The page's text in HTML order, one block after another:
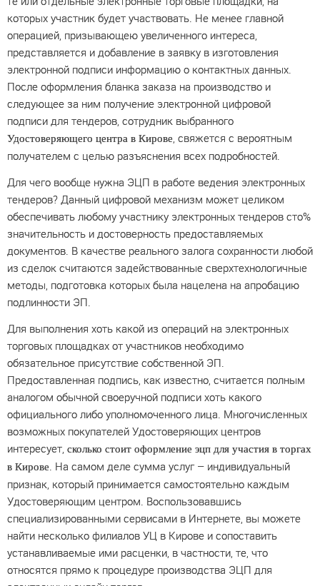
которых участник будет участвовать. Не менее главной
операцией, призывающею увеличенного интереса,
представляется и добавление в заявку в изготовления
электронной подписи информацию о контактных данных.
После оформления бланка заказа на производство и
следующее за ним получение электронной цифровой
подписи для тендеров, сотрудник выбранного
Удостоверяющего центра в Кирове , свяжется с вероятным
получателем с целью разъяснения всех подробностей.
Для чего вообще нужна ЭЦП в работе ведения электронных
тендеров? Данный цифровой механизм может целиком
обеспечивать любому участнику электронных тендеров сто%
значительность и достоверность предоставляемых
документов. В качестве реального залога сохранности любой
из сделок считаются задействованные сверхтехнологичные
методы, подготовка которых была нацелена на апробацию
подлинности ЭП.
Для выполнения хоть какой из операций на электронных
торговых площадках от участников необходимо
обязательное присутствие собственной ЭП.
Предоставленная подпись, как известно, считается полным
аналогом обычной своеручной подписи хоть какого
официального либо уполномоченного лица. Многочисленных
возможных покупателей Удостоверяющих центров
интересует, сколько стоит оформление эцп для участия в торгах
в Кирове . На самом деле сумма услуг – индивидуальный
признак, который принимается самостоятельно каждым
Удостоверяющим центром. Воспользовавшись
специализированными сервисами в Интернете, вы можете
найти несколько филиалов УЦ в Кирове и сопоставить
устанавливаемые ими расценки, в частности, те, что
относятся прямо к процедуре производства ЭЦП для